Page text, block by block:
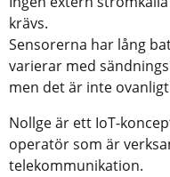
krävs.
Sensorerna har lång
varierar med
men det är inte
Nollge är ett IoT-
operatör som är
telekommunikation.